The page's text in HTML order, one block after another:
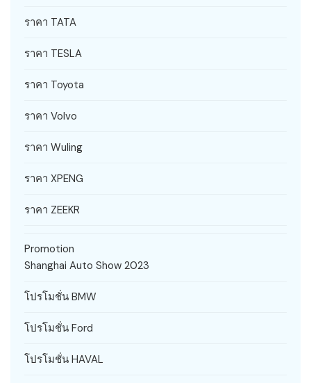
ราคา TATA
ราคา TESLA
ราคา Toyota
ราคา Volvo
ราคา Wuling
ราคา XPENG
ราคา ZEEKR
Promotion
Shanghai Auto Show 2023
โปรโมชั่น BMW
โปรโมชั่น Ford
โปรโมชั่น HAVAL